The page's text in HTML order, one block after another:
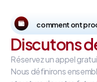
comment ont
Discutons
Réservez un appel
Nous définirons